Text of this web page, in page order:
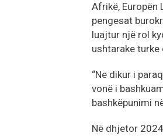
Afrikë, Europën
pengesat
luajtur një rol
ushtarake
“Ne dikur i
vonë i
bashkëpunimi
Në dhjetor